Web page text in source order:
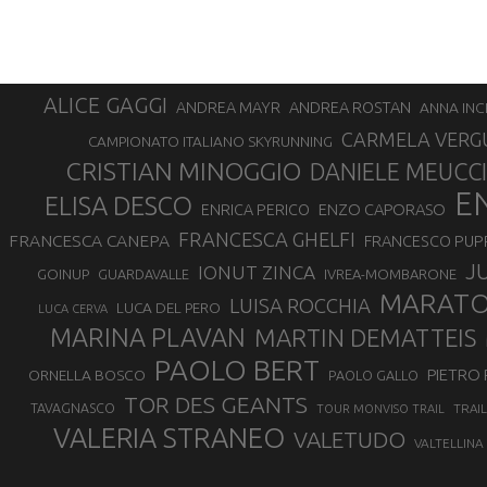
ALICE GAGGI ANDREA MAYR ANDREA ROSTAN ANNA
CAMPIONATO ITALIANO SKYRUNNING CARMELA
CRISTIAN MINOGGIO DANIELE MEUCCI
ELISA DESCO ENRICA PERICO ENZO CAPORASO
FRANCESCA CANEPA FRANCESCA GHELFI FRANCESCO
GOINUP GUARDAVALLE IONUT ZINCA IVREA-MOMBARONE
LUCA CERVA LUCA DEL PERO LUISA ROCCHIA
MARINA PLAVAN MARTIN DEMATTEIS
ORNELLA BOSCO PAOLO BERT PAOLO GALLO PIETRO
TAVAGNASCO TOR DES GEANTS TOUR MONVISO TRAIL
VALERIA STRANEO VALETUDO VALTELLINA